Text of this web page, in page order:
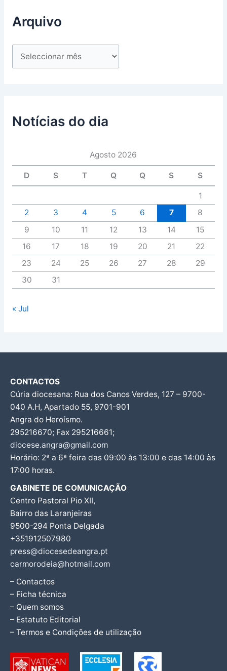
Arquivo
Notícias do dia
Agosto 2026
D S T Q Q S S
1
2
3 4 5 6 7
8
9
10 11 12 13 14
15
16
17 18 19 20 21
22
23
24 25 26 27 28
29
30
31
« Jul
CONTACTOS
Cúria diocesana: Rua dos Canos Verdes, 127 – 9700-
040 A.H, Apartado 55, 9701-901
Angra do Heroísmo.
295216670; Fax 295216661;
diocese.angra@gmail.com
Horário: 2ª a 6ª feira das 09:00 às 13:00 e das 14:00 às
17:00 horas.
GABINETE DE COMUNICAÇÃO
Centro Pastoral Pio XII,
Bairro das Laranjeiras
9500-294 Ponta Delgada
+351912507980
press@diocesedeangra.pt
carmorodeia@hotmail.com
– Contactos
– Ficha técnica
– Quem somos
– Estatuto Editorial
– Termos e Condições de utilização